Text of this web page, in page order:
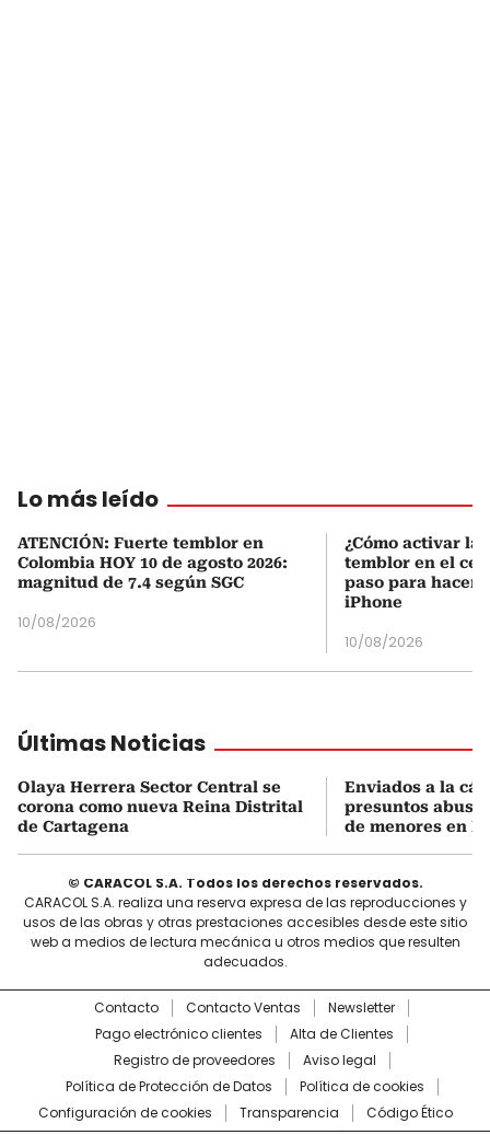
Lo más leído
ATENCIÓN: Fuerte temblor en
Colombia HOY 10 de agosto 2026:
magnitud de 7.4 según SGC
10/08/2026
¿Cómo activar la
temblor en el
paso para
iPhone
10/08/2026
Últimas Noticias
Olaya Herrera Sector Central se
corona como nueva Reina Distrital
de Cartagena
Enviados a la
presuntos
de menores en
© CARACOL S.A. Todos los derechos reservados.
CARACOL S.A. realiza una reserva expresa de las reproducciones y
usos de las obras y otras prestaciones accesibles desde este sitio
web a medios de lectura mecánica u otros medios que resulten
adecuados.
Contacto Contacto Ventas
Newsletter
Pago electrónico clientes
Alta de Clientes
Registro de proveedores
Aviso legal
Política de Protección de Datos
Política de cookies
Configuración de cookies
Transparencia Código Ético